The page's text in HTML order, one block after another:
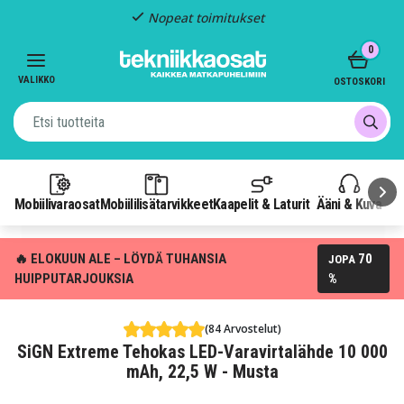
Nopeat toimitukset
VALIKKO
MobiilivaraosatMobiililisätarvikkeetKaapelit & Laturit Ääni & Kuva
0
OSTOSKORI
🔥 ELOKUUN ALE – LÖYDÄ TUHANSIA
HUIPPUTARJOUKSIA
JOPA 70
%
(84 Arvostelut)
SiGN Extreme Tehokas LED-Varavirtalähde 10 000
mAh, 22,5 W - Musta